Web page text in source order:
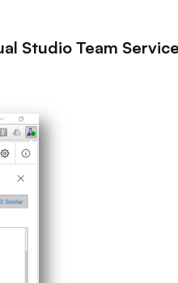
Studio Team